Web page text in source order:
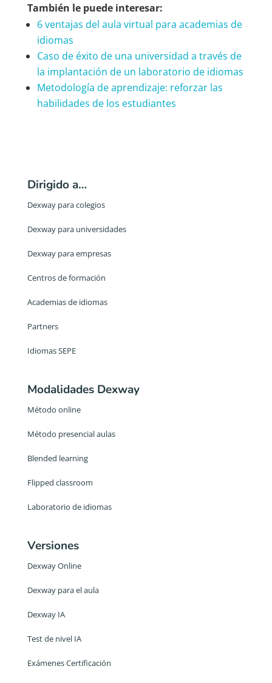
También le puede interesar:
6 ventajas del aula virtual para academias de
idiomas
Caso de éxito de una universidad a través de
la implantación de un laboratorio de idiomas
Metodología de aprendizaje: reforzar las
habilidades de los estudiantes
Dirigido a…
Dexway para colegios
Dexway para universidades
Dexway para empresas
Centros de formación
Academias de idiomas
Partners
Idiomas SEPE
Modalidades Dexway
Método online
Método presencial aulas
Blended learning
Flipped classroom
Laboratorio de idiomas
Versiones
Dexway Online
Dexway para el aula
Dexway IA
Test de nivel IA
Exámenes Certificación